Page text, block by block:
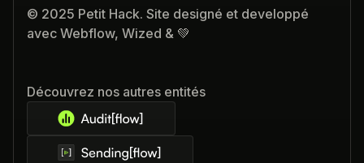
Découvrez nos autres entités
© 2025 Petit Hack. Site designé et developpé
avec Webflow, Wized & 💚